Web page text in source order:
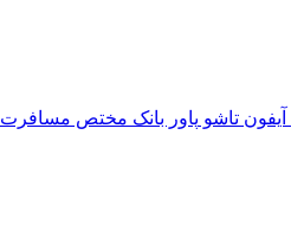
آیفون تاشو پاور بانک مختص مسافرت